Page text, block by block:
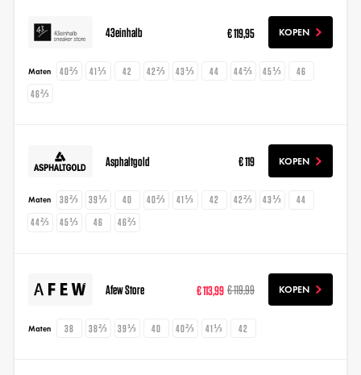
43einhalb € 119,95 KOPEN
Maten 40⅔ 41⅓ 42 42⅔ 43⅓ 44 44⅔ 45⅓
46
46⅔
Asphaltgold € 119 KOPEN
Maten 38⅔ 39⅓ 40 40⅔ 41⅓ 42 42⅔ 43⅓
44
44⅔
45⅓ 46 46⅔
Afew Store € 113,99 € 119,99 KOPEN
Maten 38 38⅔ 39⅓ 40 40⅔ 41⅓ 42